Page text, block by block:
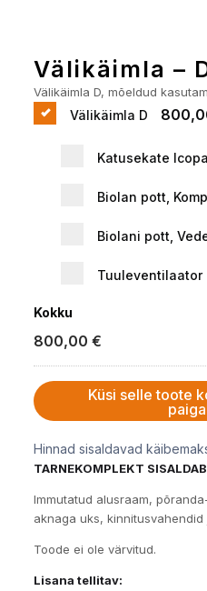
Välikäimla –
Välikäimla D, mõeldud
Välikäimla D
Katusekate
Biolan pott,
Biolani pott,
Tuuleventilaator
Kokku
800,00 €
Küsi selle toote
Hinnad sisaldavad
TARNEKOMPLEKT SISALDAB
Immutatud alusraam,
aknaga uks,
Toode ei ole värvitud.
Lisana tellitav: